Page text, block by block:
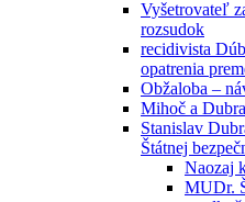
Vyšetrovateľ
rozsudok
recidivista
opatrenia
Obžaloba –
Mihoč a
Stanislav
Štátnej
Naozaj
MUDr.